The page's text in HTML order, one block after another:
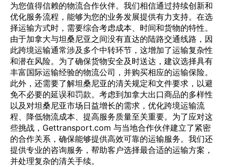
为您值得信赖的物流合作伙伴。我们相信通过持续创新和
优化服务流程，能够为您的业务发展提供有力支持。在选
择运输方式时，需要综合考虑成本、时间和货物的特性。
由于加拿大与坦桑尼亚之间没有直达的陆路交通线路，因
此跨境运输通常涉及多个中转环节，这增加了运输复杂性
和潜在风险。为了确保货物安全及时送达，建议选择具有
丰富国际运输经验的物流公司，并购买相应的运输保险。
此外，还需要了解坦桑尼亚的清关规定和文件要求，以避
免不必要的延误和罚款。考虑到加拿大出口商品的多样性
以及对坦桑尼亚市场日益增长的需求，优化跨境运输流
程、降低物流成本、提高服务质量至关重要。为了应对这
些挑战，Gettransport.com 与当地合作伙伴建立了紧密
的合作关系，确保能够提供高效可靠的运输服务。我们还
提供专业的咨询服务，帮助客户选择最合适的运输方案，
并处理复杂的清关手续。